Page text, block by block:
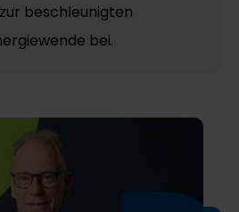
beschleunigten
bei.